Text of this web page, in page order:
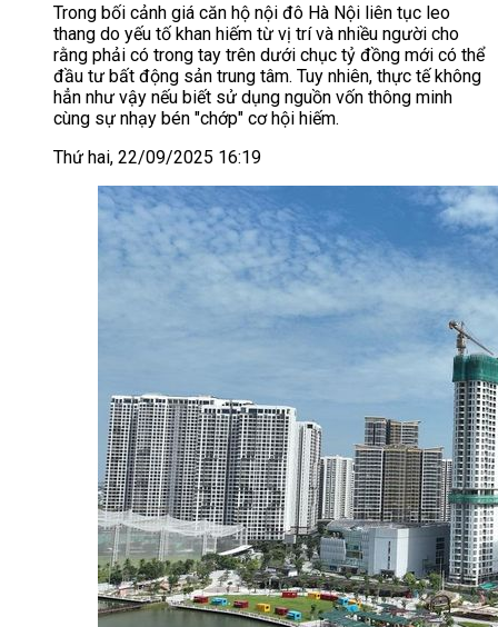
Trong bối cảnh giá căn hộ nội đô Hà Nội liên tục leo
thang do yếu tố khan hiếm từ vị trí và nhiều người cho
rằng phải có trong tay trên dưới chục tỷ đồng mới có thể
đầu tư bất động sản trung tâm. Tuy nhiên, thực tế không
hẳn như vậy nếu biết sử dụng nguồn vốn thông minh
cùng sự nhạy bén "chớp" cơ hội hiếm.
Thứ hai, 22/09/2025 16:19